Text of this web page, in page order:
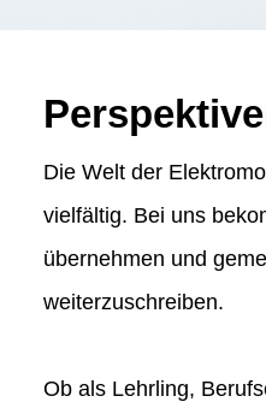
Die Welt der
vielfältig. Bei uns
übernehmen und
weiterzuschreiben.
Ob als Lehrling,